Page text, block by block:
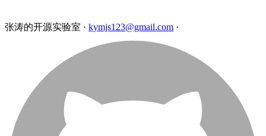
张涛的开源实验室 · kymjs123@gmail.com ·